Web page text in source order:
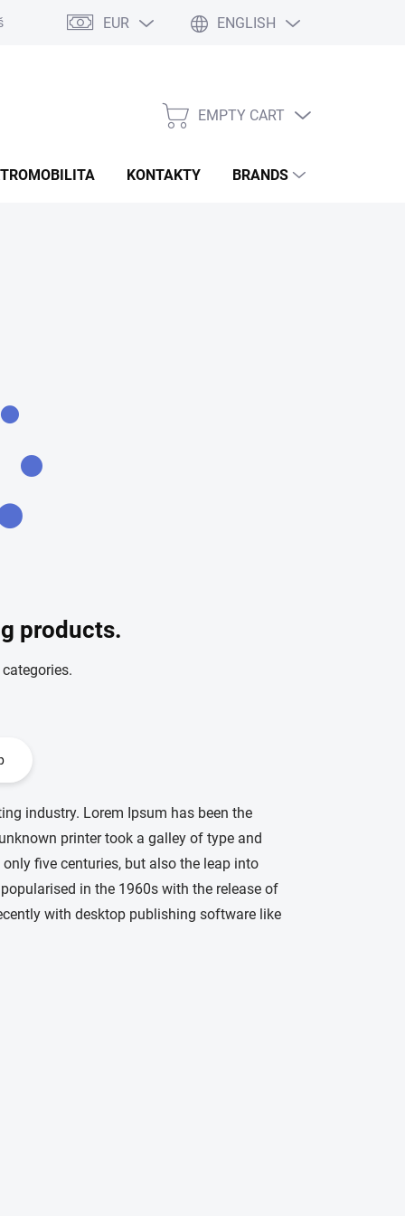
otázky Rozmery bannerov Obchodné podmienky
EUR ENGLISH
SHOPPING
EMPTY CART
KONTAKTY BRANDS
products.
industry. Lorem Ipsum has been the
printer took a galley of type and
five centuries, but also the leap into
in the 1960s with the release of
with desktop publishing software like